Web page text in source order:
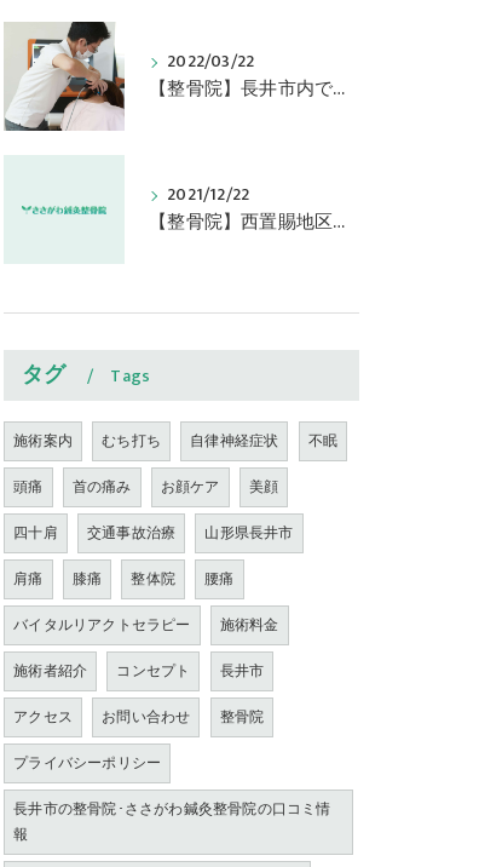
2022/03/22
【整骨院】長井市内で交通事故に遭われた方、来院されています ささがわ鍼灸整骨院
2021/12/22
【整骨院】西置賜地区で交通事故に遭いケガされた方は当院で治療できます ささがわ鍼灸整骨院
タグ Tags
施術案内 むち打ち 自律神経症状
不眠
頭痛
首の痛み お顔ケア
美顔
四十肩
交通事故治療
山形県長井市
肩痛
膝痛 整体院
腰痛
バイタルリアクトセラピー
施術料金
施術者紹介
コンセプト
長井市
アクセス
お問い合わせ
整骨院
プライバシーポリシー
長井市の整骨院･ささがわ鍼灸整骨院の口コミ情
報